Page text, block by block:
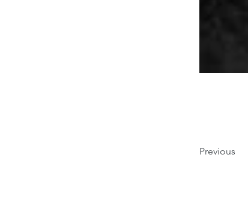
Previous